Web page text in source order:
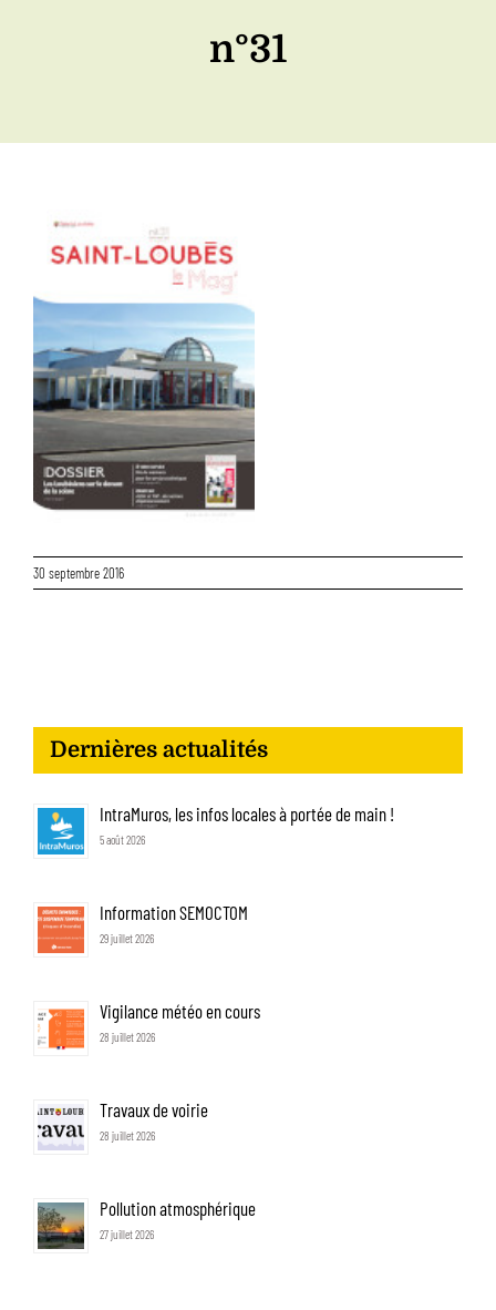
n°31
Voir
l'image
agrandie
30 septembre 2016
Dernières actualités
IntraMuros, les infos locales à portée de main !
5 août 2026
Information SEMOCTOM
29 juillet 2026
Vigilance météo en cours
28 juillet 2026
Travaux de voirie
28 juillet 2026
Pollution atmosphérique
27 juillet 2026